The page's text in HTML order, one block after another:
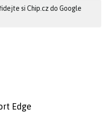
si Chip.cz do Google
Edge